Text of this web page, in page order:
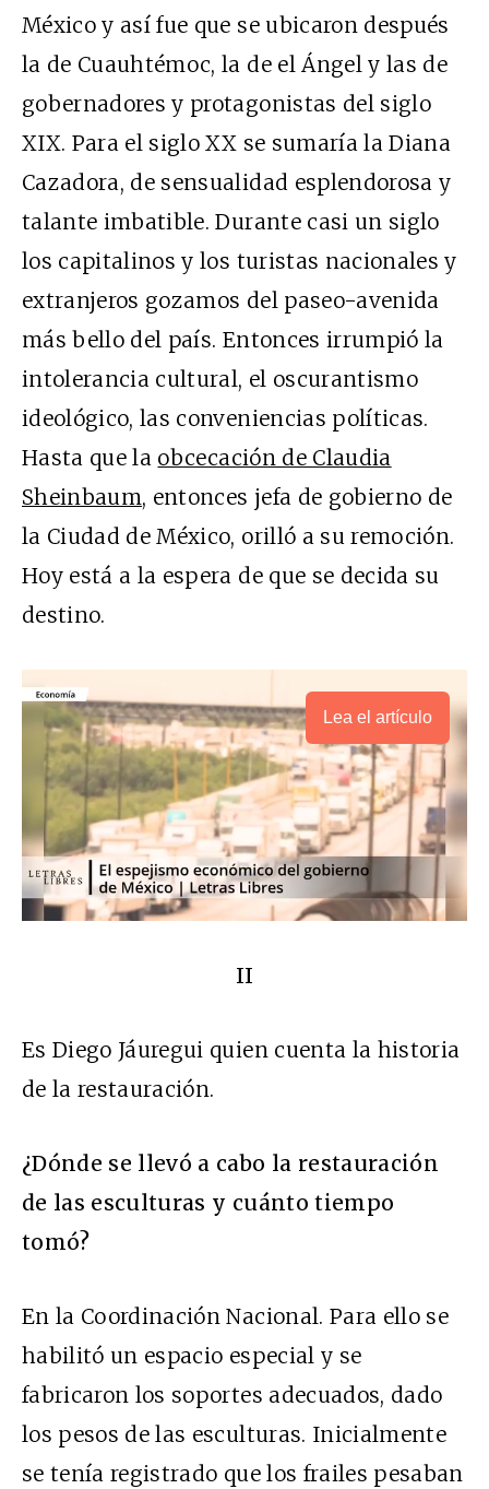
México y así fue que se ubicaron después
la de Cuauhtémoc, la de el Ángel y las de
gobernadores y protagonistas del siglo
XIX. Para el siglo XX se sumaría la Diana
Cazadora, de sensualidad esplendorosa y
talante imbatible. Durante casi un siglo
los capitalinos y los turistas nacionales y
extranjeros gozamos del paseo-avenida
más bello del país. Entonces irrumpió la
intolerancia cultural, el oscurantismo
ideológico, las conveniencias políticas.
Hasta que la obcecación de Claudia
Sheinbaum, entonces jefa de gobierno de
la Ciudad de México, orilló a su remoción.
Hoy está a la espera de que se decida su
destino.
Lea el artículo
II
Es Diego Jáuregui quien cuenta la historia
de la restauración.
¿Dónde se llevó a cabo la restauración
de las esculturas y cuánto tiempo
tomó?
En la Coordinación Nacional. Para ello se
habilitó un espacio especial y se
fabricaron los soportes adecuados, dado
los pesos de las esculturas. Inicialmente
se tenía registrado que los frailes pesaban